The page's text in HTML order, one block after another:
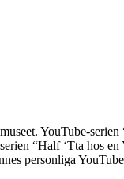
YouTube-
“Half ‘Tta hos
personliga